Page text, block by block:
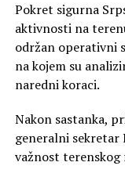
Pokret sigurna
aktivnosti na
održan operativni
na kojem su
naredni koraci.
Nakon sastanka,
generalni sekretar
važnost terenskog